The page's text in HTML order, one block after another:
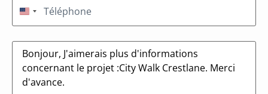
États-Unis +1
Message